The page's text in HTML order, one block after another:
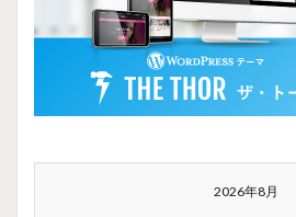
2026年8月